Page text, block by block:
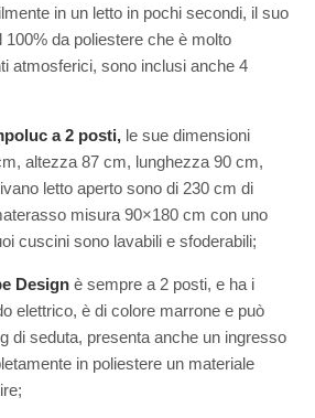
in un letto in pochi secondi, il suo
da poliestere che è molto
atmosferici, sono inclusi anche 4
a 2 posti, le sue dimensioni
altezza 87 cm, lunghezza 90 cm,
letto aperto sono di 230 cm di
misura 90×180 cm con uno
cuscini sono lavabili e sfoderabili;
Design è sempre a 2 posti, e ha i
elettrico, è di colore marrone e può
di seduta, presenta anche un ingresso
in poliestere un materiale